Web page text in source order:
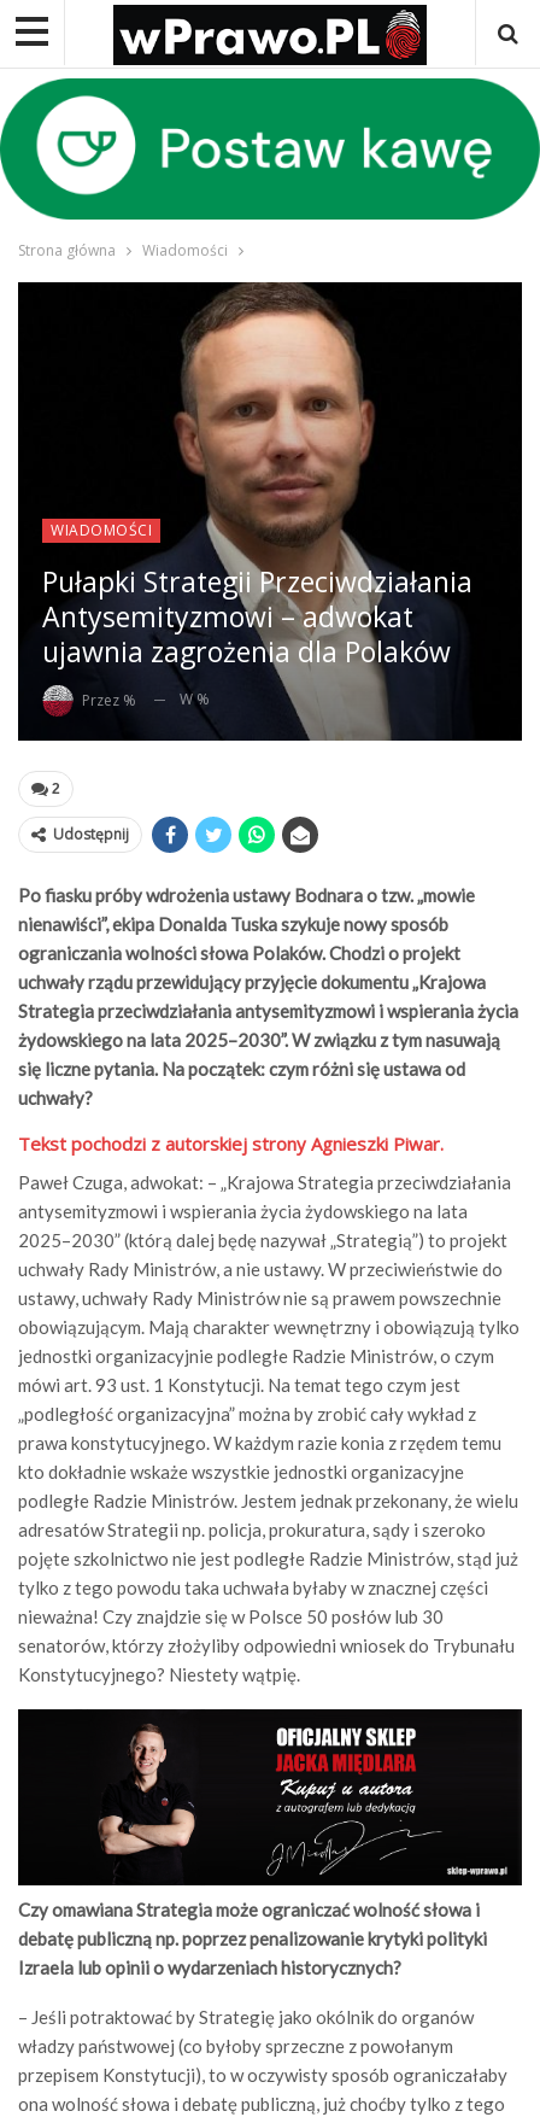
Strona główna Wiadomości
WIADOMOŚCI
Pułapki Strategii Przeciwdziałania
Antysemityzmowi – adwokat
ujawnia zagrożenia dla Polaków
Przez % W %
2
Udostępnij
Po fiasku próby wdrożenia ustawy Bodnara o tzw. „mowie
nienawiści”, ekipa Donalda Tuska szykuje nowy sposób
ograniczania wolności słowa Polaków. Chodzi o projekt
uchwały rządu przewidujący przyjęcie dokumentu „Krajowa
Strategia przeciwdziałania antysemityzmowi i wspierania życia
żydowskiego na lata 2025–2030”. W związku z tym nasuwają
się liczne pytania. Na początek: czym różni się ustawa od
uchwały?
Tekst pochodzi z autorskiej strony Agnieszki Piwar.
Paweł Czuga, adwokat: – „Krajowa Strategia przeciwdziałania
antysemityzmowi i wspierania życia żydowskiego na lata
2025–2030” (którą dalej będę nazywał „Strategią”) to projekt
uchwały Rady Ministrów, a nie ustawy. W przeciwieństwie do
ustawy, uchwały Rady Ministrów nie są prawem powszechnie
obowiązującym. Mają charakter wewnętrzny i obowiązują tylko
jednostki organizacyjnie podległe Radzie Ministrów, o czym
mówi art. 93 ust. 1 Konstytucji. Na temat tego czym jest
„podległość organizacyjna” można by zrobić cały wykład z
prawa konstytucyjnego. W każdym razie konia z rzędem temu
kto dokładnie wskaże wszystkie jednostki organizacyjne
podległe Radzie Ministrów. Jestem jednak przekonany, że wielu
adresatów Strategii np. policja, prokuratura, sądy i szeroko
pojęte szkolnictwo nie jest podległe Radzie Ministrów, stąd już
tylko z tego powodu taka uchwała byłaby w znacznej części
nieważna! Czy znajdzie się w Polsce 50 posłów lub 30
senatorów, którzy złożyliby odpowiedni wniosek do Trybunału
Konstytucyjnego? Niestety wątpię.
Czy omawiana Strategia może ograniczać wolność słowa i
debatę publiczną np. poprzez penalizowanie krytyki polityki
Izraela lub opinii o wydarzeniach historycznych?
– Jeśli potraktować by Strategię jako okólnik do organów
władzy państwowej (co byłoby sprzeczne z powołanym
przepisem Konstytucji), to w oczywisty sposób ograniczałaby
ona wolność słowa i debatę publiczną, już choćby tylko z tego